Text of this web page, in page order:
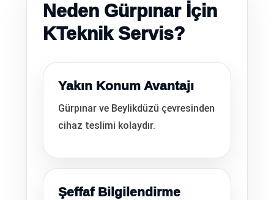
Neden Gürpınar İçin
KTeknik Servis?
Yakın Konum Avantajı
Gürpınar ve Beylikdüzü çevresinden
cihaz teslimi kolaydır.
Şeffaf Bilgilendirme